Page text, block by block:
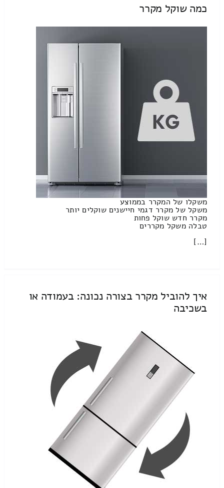
כמה שוקל מקרר
משקלו של המקרר בממוצע
משקל של מקרר דגמי חיישנים שוקלים יותר
מקרר חדש שוקל פחות
טבלה משקל מקררים
[…]
איך להוביל מקרר בצורה נכונה: בעמודה או
בשכיבה